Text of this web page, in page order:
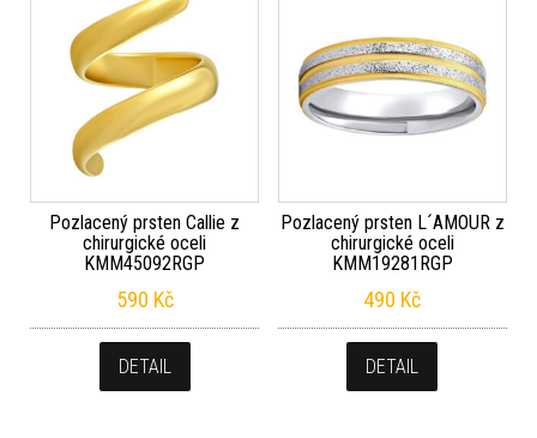
Pozlacený prsten Callie z
chirurgické oceli
KMM45092RGP
590 Kč
DETAIL
Pozlacený prsten L´AMOUR z
chirurgické oceli
KMM19281RGP
490 Kč
DETAIL